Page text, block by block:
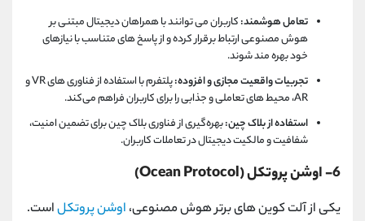
تعامل هوشمند:کاربران می‌ توانند با همراهان دیجیتال مبتنی بر
هوش مصنوعی ارتباط برقرار کرده و از پاسخ ‌های متناسب با نیازهای
خود بهره‌ مند شوند.
تجربیات واقعیت مجازی و افزوده:
پلتفرم با استفاده از فناوری ‌های VR و
AR، محیط‌ های تعاملی و جذابی را برای کاربران فراهم می‌کند.
استفاده از بلاک چین:بهره‌گیری از فناوری بلاک چین برای تضمین امنیت،
شفافیت و مالکیت دیجیتال در تعاملات کاربران.
6- اوشن پروتکل (Ocean Protocol)
یکی از آلت کوین های برتر هوش مصنوعی، اوشن پروتکلاست.